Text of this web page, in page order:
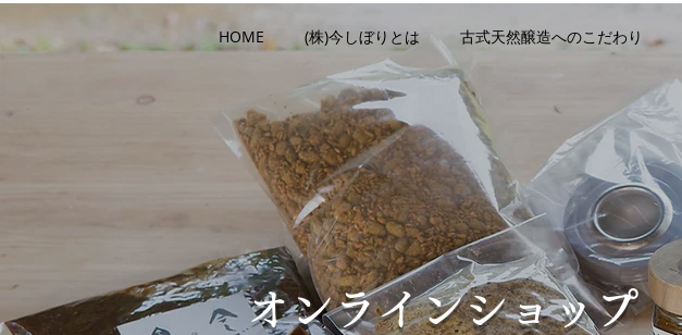
HOME (株)今しぼりとは 古式天然醸造へのこだわり
​オンラインショップ